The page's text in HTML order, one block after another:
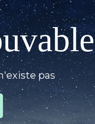
pas